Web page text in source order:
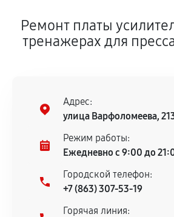
Ремонт платы
тренажерах для
Адрес:
улица Варфоломеева,
Режим работы:
Ежедневно с 9:00 до
Городской телефон:
+7 (863) 307-53-19
Горячая линия: